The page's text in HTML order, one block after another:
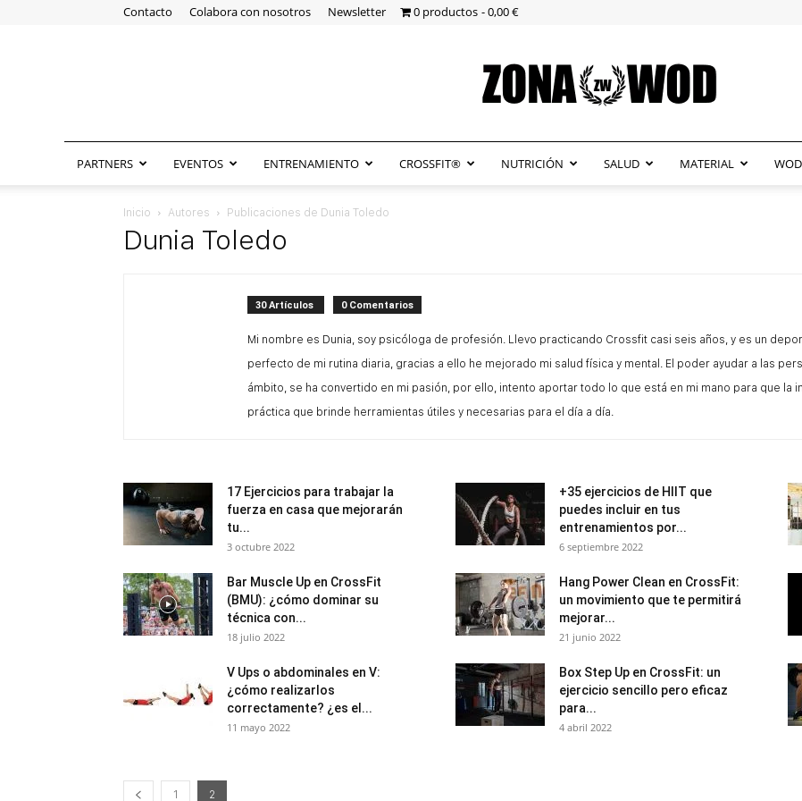
Contacto Colabora con nosotros Newsletter 0 productos 0,00 €
ZonaWOD
PARTNERS EVENTOS ENTRENAMIENTO CROSSFIT® NUTRICIÓN SALUD MATERIAL
Inicio Autores Publicaciones de Dunia Toledo
Dunia Toledo
30 Artículos 0 Comentarios
Mi nombre es Dunia, soy psicóloga de profesión. Llevo practicando Crossfit casi seis años, y es un
perfecto de mi rutina diaria, gracias a ello he mejorado mi salud física y mental. El poder ayudar a las
ámbito, se ha convertido en mi pasión, por ello, intento aportar todo lo que está en mi mano para que la
práctica que brinde herramientas útiles y necesarias para el día a día.
17 Ejercicios para trabajar la
fuerza en casa que mejorarán
tu...
3 octubre 2022
+35 ejercicios de HIIT que
puedes incluir en tus
entrenamientos por...
6 septiembre 2022
Bar Muscle Up en CrossFit
(BMU): ¿cómo dominar su
técnica con...
18 julio 2022
Hang Power Clean en CrossFit:
un movimiento que te permitirá
mejorar...
21 junio 2022
V Ups o abdominales en V:
¿cómo realizarlos
correctamente? ¿es el...
11 mayo 2022
Box Step Up en CrossFit: un
ejercicio sencillo pero eficaz
para...
4 abril 2022
1 2